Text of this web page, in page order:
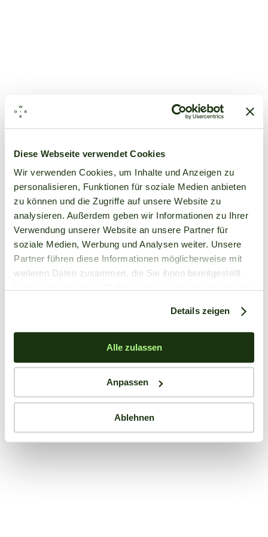
Diese Webseite verwendet Cookies
Wir verwenden Cookies, um Inhalte und Anzeigen zu
personalisieren, Funktionen für soziale Medien anbieten
zu können und die Zugriffe auf unsere Website zu
analysieren. Außerdem geben wir Informationen zu Ihrer
Verwendung unserer Website an unsere Partner für
soziale Medien, Werbung und Analysen weiter. Unsere
Partner führen diese Informationen möglicherweise mit
weiteren Daten zusammen, die Sie ihnen bereitgestellt
Details zeigen
Alle zulassen
Anpassen
Ablehnen